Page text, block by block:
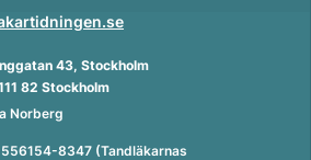
43, Stockholm
82 Stockholm
Norberg
8347 (Tandläkarnas